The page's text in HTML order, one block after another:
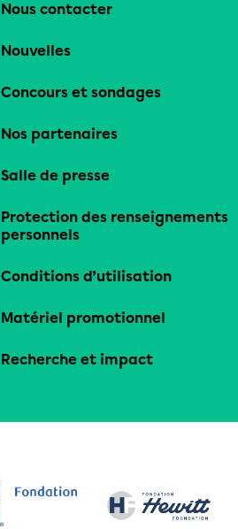
Nous contacter
Nouvelles
Concours et sondages
Nos partenaires
Salle de presse
Protection des renseignements
personnels
Conditions d’utilisation
Matériel promotionnel
Recherche et impact